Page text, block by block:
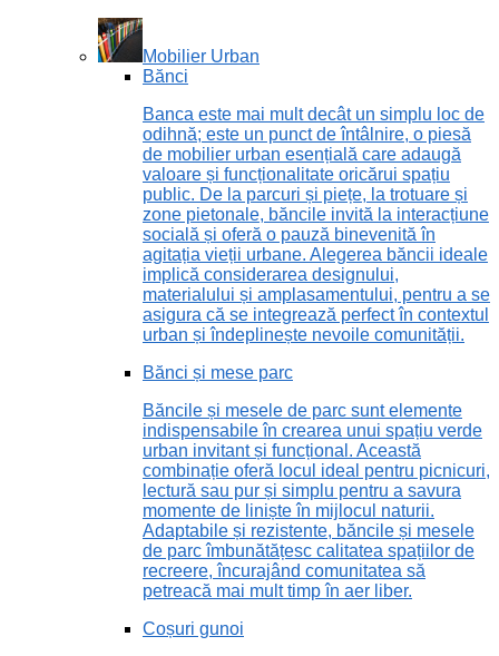
Mobilier Urban
Bănci
Banca este mai mult decât un simplu loc de
odihnă; este un punct de întâlnire, o piesă
de mobilier urban esențială care adaugă
valoare și funcționalitate oricărui spațiu
public. De la parcuri și piețe, la trotuare și
zone pietonale, băncile invită la interacțiune
socială și oferă o pauză binevenită în
agitația vieții urbane. Alegerea băncii ideale
implică considerarea designului,
materialului și amplasamentului, pentru a se
asigura că se integrează perfect în contextul
urban și îndeplinește nevoile comunității.
Bănci și mese parc
Băncile și mesele de parc sunt elemente
indispensabile în crearea unui spațiu verde
urban invitant și funcțional. Această
combinație oferă locul ideal pentru picnicuri,
lectură sau pur și simplu pentru a savura
momente de liniște în mijlocul naturii.
Adaptabile și rezistente, băncile și mesele
de parc îmbunătățesc calitatea spațiilor de
recreere, încurajând comunitatea să
petreacă mai mult timp în aer liber.
Coșuri gunoi